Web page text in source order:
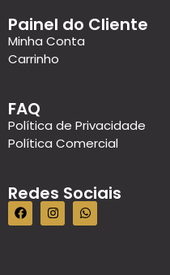
Painel do Cliente
Minha Conta
Carrinho
FAQ
Política de Privacidade
Política Comercial
Redes Sociais